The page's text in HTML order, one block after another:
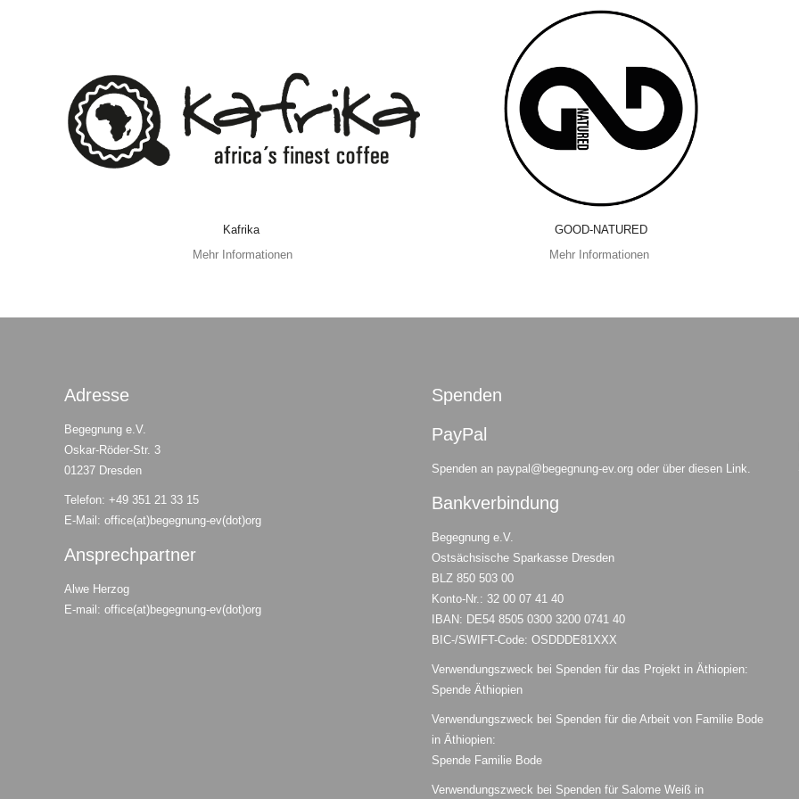
Kafrika
Mehr Informationen
GOOD-NATURED
Mehr Informationen
Adresse
Begegnung e.V.
Oskar-Röder-Str. 3
01237 Dresden
Telefon: +49 351 21 33 15
E-Mail: office(at)begegnung-ev(dot)org
Ansprechpartner
Alwe Herzog
E-mail: office(at)begegnung-ev(dot)org
Spenden
PayPal
Spenden an paypal@begegnung-ev.orgoder über diesen Link
Bankverbindung
Begegnung e.V.
Ostsächsische Sparkasse Dresden
BLZ 850 503 00
Konto-Nr.: 32 00 07 41 40
IBAN: DE54 8505 0300 3200 0741 40
BIC-/SWIFT-Code: OSDDDE81XXX
Verwendungszweck bei Spenden für das Projekt in Äthiopien:
Spende Äthiopien
Verwendungszweck bei Spenden für die Arbeit von Familie Bode
in Äthiopien:
Spende Familie Bode
Verwendungszweck bei Spenden für Salome Weiß in